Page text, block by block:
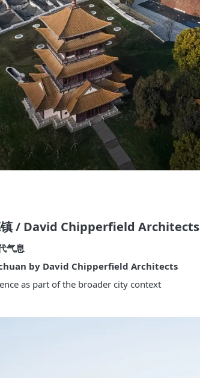
镇 / David Chipperfield Architects
气息
by David Chipperfield Architects
as part of the broader city context